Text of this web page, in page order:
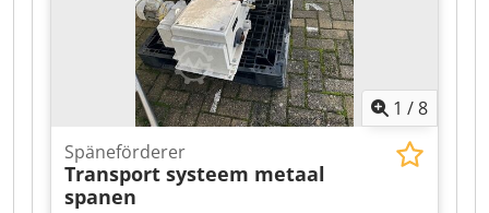
1 /8
Späneförderer
Transport systeem metaal
spanen